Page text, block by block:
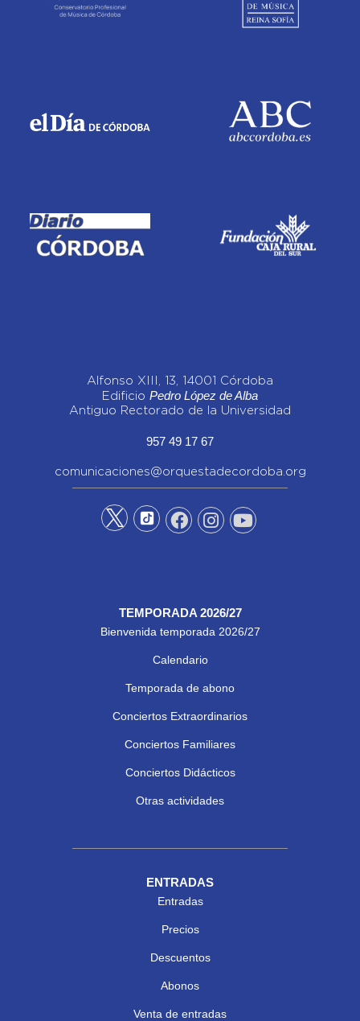
Alfonso XIII, 13, 14001 Córdoba
Edificio Pedro López de Alba
Antiguo Rectorado de la Universidad
957 49 17 67
comunicaciones@orquestadecordoba.org
TEMPORADA 2026/27
Bienvenida temporada 2026/27
Calendario
Temporada de abono
Conciertos Extraordinarios
Conciertos Familiares
Conciertos Didácticos
Otras actividades
ENTRADAS
Entradas
Precios
Descuentos
Abonos
Venta de entradas